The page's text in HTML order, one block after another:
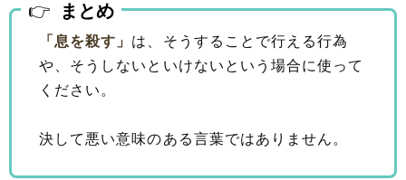
まとめ
「息を殺す」 は、そうすることで行える行為
や、そうしないといけないという場合に使って
ください。
決して悪い意味のある言葉ではありません。